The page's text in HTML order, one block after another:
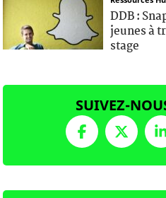
DDB :
jeunes à
stage
SUIVEZ-